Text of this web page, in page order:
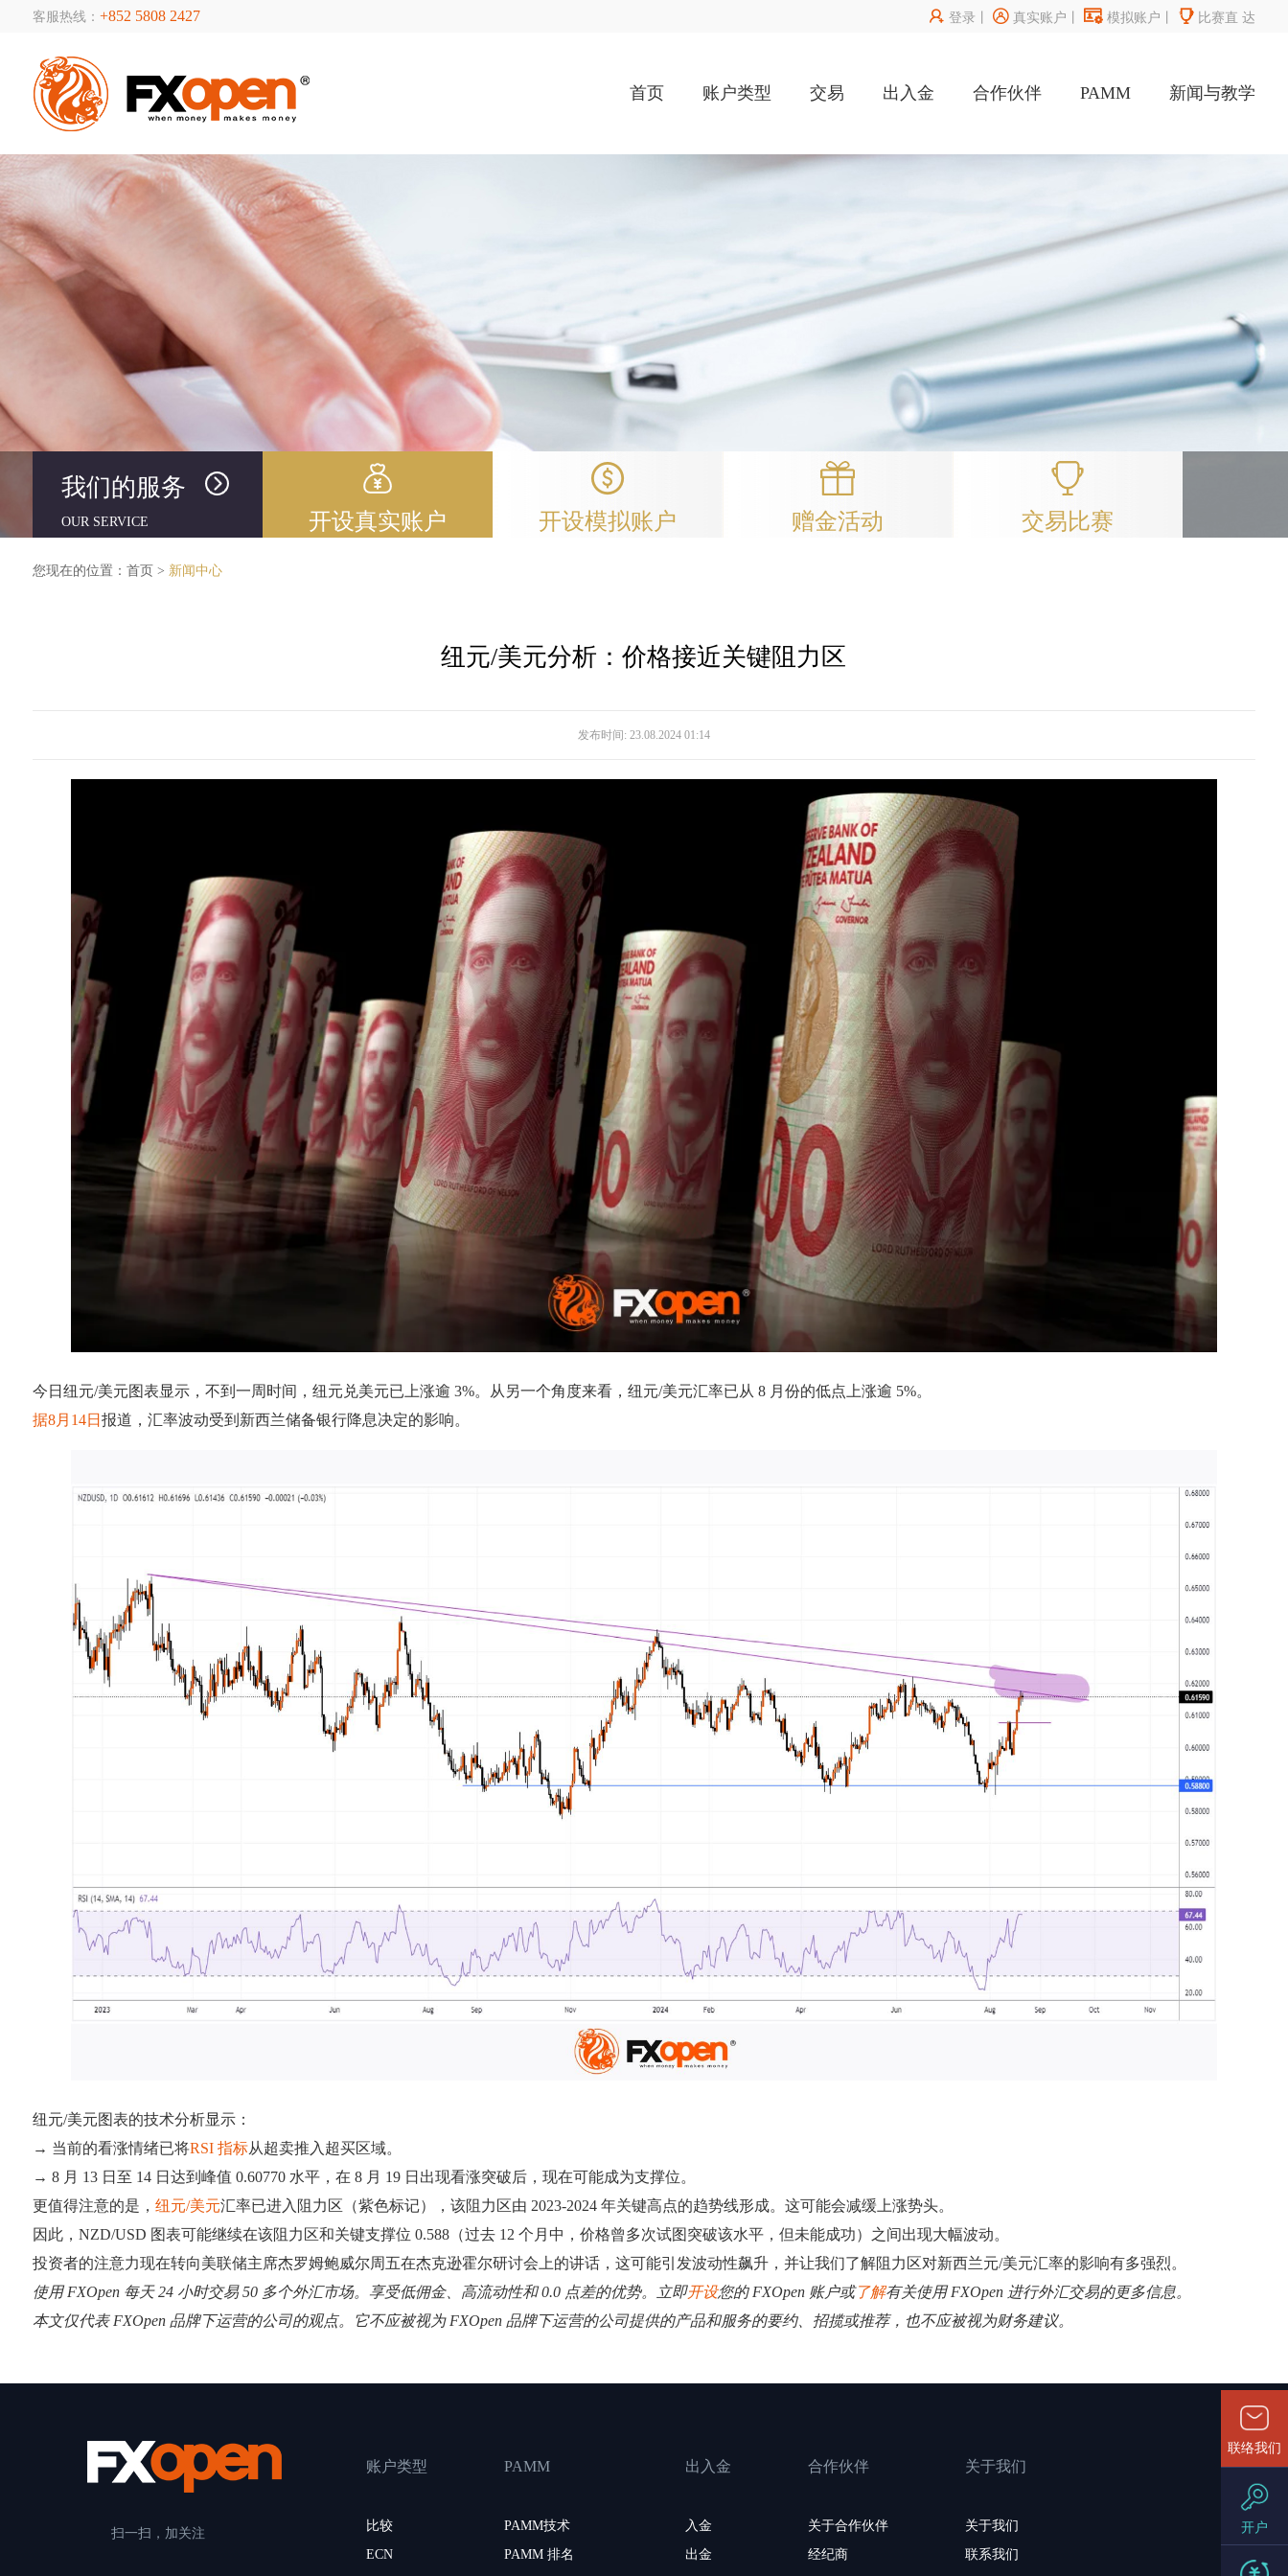
客服热线： +852 5808 2427  登录 丨 真实账户  模拟账户  比赛直 达
首页 账户类型 交易 出入金 合作伙伴 PAMM 新闻与教学
我们的服务
OUR SERVICE 开设真实账户 开设模拟账户 赠金活动 交易比赛
您现在的位置： 首页 > 新闻中心
纽元/美元分析：价格接近关键阻力区
发布时间: 23.08.2024 01:14
今日纽元/美元图表显示，不到一周时间，纽元兑美元已上涨逾 3%。从另一个角度来看，纽元/美元汇率已从 8 月份的低点上涨逾 5%。
据8月14日 报道，汇率波动受到新西兰储备银行降息决定的影响。
纽元/美元图表的技术分析显示：
→ 当前的看涨情绪已将RSI 指标从超卖推入超买区域。
→ 8 月 13 日至 14 日达到峰值 0.60770 水平，在 8 月 19 日出现看涨突破后，现在可能成为支撑位。
更值得注意的是， 纽元/美元汇率已进入阻力区（紫色标记），该阻力区由 2023-2024 年关键高点的趋势线形成。这可能会减缓上涨势头。
因此，NZD/USD 图表可能继续在该阻力区和关键支撑位 0.588（过去 12 个月中，价格曾多次试图突破该水平，但未能成功）之间出现大幅波动。
投资者的注意力现在转向美联储主席杰罗姆鲍威尔周五在杰克逊霍尔研讨会上的讲话，这可能引发波动性飙升，并让我们了解阻力区对新西兰元/美元汇率的影响有多强烈。
使用 FXOpen 每天 24 小时交易 50 多个外汇市场。享受低佣金、高流动性和 0.0 点差的优势。立即开设您的 FXOpen 账户或了解有关使用 FXOpen 进行外汇交易的更多信息。
本文仅代表 FXOpen 品牌下运营的公司的观点。它不应被视为 FXOpen 品牌下运营的公司提供的产品和服务的要约、招揽或推荐，也不应被视为财务建议。
扫一扫，加关注
账户类型
比较
ECN
PAMM
PAMM技术
PAMM 排名
出入金
入金
出金
合作伙伴
关于合作伙伴
经纪商
关于我们
关于我们
联系我们
联络我们
开户